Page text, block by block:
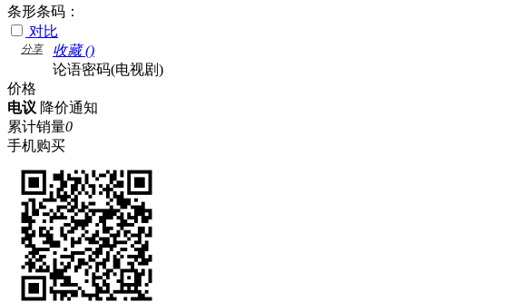
条形条码：
对比
收藏 ()
分享
论语密码(电视剧)
价格
电议 降价通知
累计销量0
手机购买